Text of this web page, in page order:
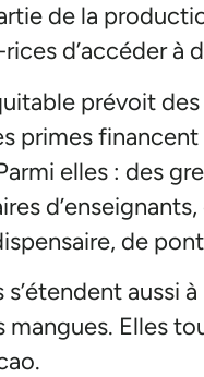
de la
d’accéder à
prévoit
primes
elles : des
de
aussi
mangues. Elles